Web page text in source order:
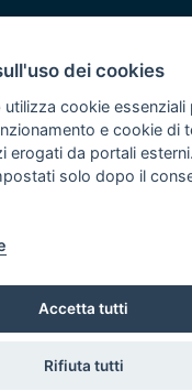
dei cookies
cookie essenziali
e cookie di
erogati da portali
solo dopo il
Accetta tutti
Rifiuta tutti